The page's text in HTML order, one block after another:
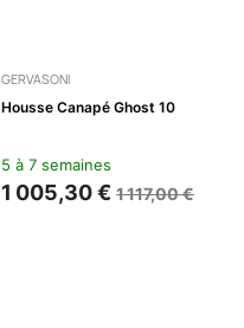
GERVASONI
Housse Canapé Ghost 10
5 à 7 semaines
1 005,30 € 1 117,00 €